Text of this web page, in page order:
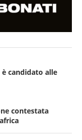
candidato alle
contestata